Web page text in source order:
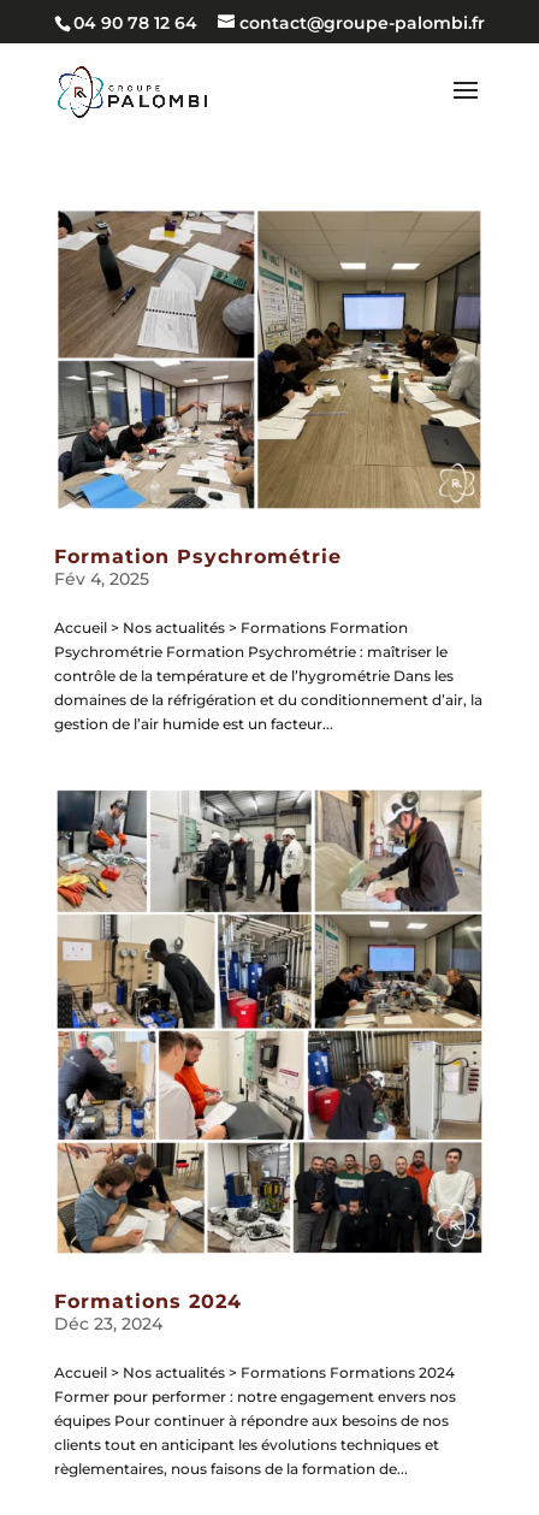
04 90 78 12 64 contact@groupe-palombi.fr
Formation Psychrométrie
Fév 4, 2025
Accueil > Nos actualités > Formations Formation
Psychrométrie Formation Psychrométrie : maîtriser le
contrôle de la température et de l’hygrométrie Dans les
domaines de la réfrigération et du conditionnement d’air, la
gestion de l’air humide est un facteur...
Formations 2024
Déc 23, 2024
Accueil > Nos actualités > Formations Formations 2024
Former pour performer : notre engagement envers nos
équipes Pour continuer à répondre aux besoins de nos
clients tout en anticipant les évolutions techniques et
règlementaires, nous faisons de la formation de...